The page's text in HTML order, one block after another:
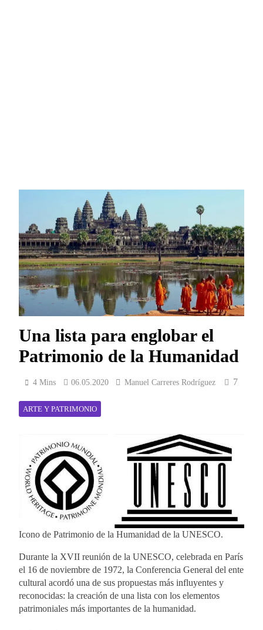
Una lista para englobar el
Patrimonio de la Humanidad
4 Mins 06.05.2020 Manuel Carreres Rodríguez 7
ARTE Y PATRIMONIO
Icono de Patrimonio de la Humanidad de la UNESCO.
Durante la XVII reunión de la UNESCO, celebrada en París
el 16 de noviembre de 1972, la Conferencia General del ente
cultural acordó una de sus propuestas más influyentes y
reconocidas: la creación de una lista con los elementos
patrimoniales más importantes de la humanidad.